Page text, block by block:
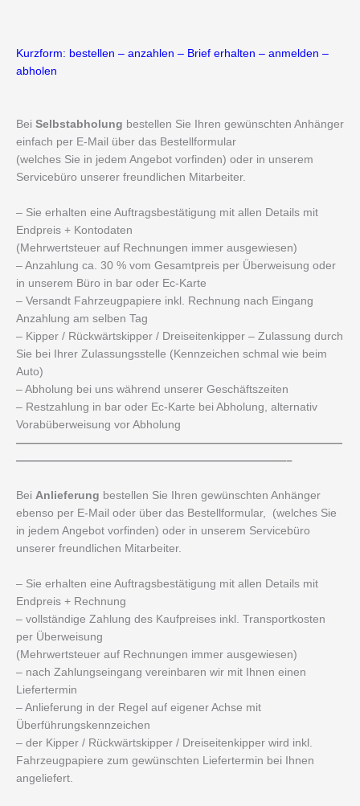
Kurzform: bestellen – anzahlen – Brief erhalten – anmelden –
abholen
Bei Selbstabholung bestellen Sie Ihren gewünschten Anhänger
einfach per E-Mail über das Bestellformular
(welches Sie in jedem Angebot vorfinden) oder in unserem
Servicebüro unserer freundlichen Mitarbeiter.
– Sie erhalten eine Auftragsbestätigung mit allen Details mit
Endpreis + Kontodaten
(Mehrwertsteuer auf Rechnungen immer ausgewiesen)
– Anzahlung ca. 30 % vom Gesamtpreis per Überweisung oder
in unserem Büro in bar oder Ec-Karte
– Versandt Fahrzeugpapiere inkl. Rechnung nach Eingang
Anzahlung am selben Tag
– Kipper / Rückwärtskipper / Dreiseitenkipper – Zulassung durch
Sie bei Ihrer Zulassungsstelle (Kennzeichen schmal wie beim
Auto)
– Abholung bei uns während unserer Geschäftszeiten
– Restzahlung in bar oder Ec-Karte bei Abholung, alternativ
Vorabüberweisung vor Abholung
—————————————————————————————
————————————————————————–
Bei Anlieferung bestellen Sie Ihren gewünschten Anhänger
ebenso per E-Mail oder über das Bestellformular, (welches Sie
in jedem Angebot vorfinden) oder in unserem Servicebüro
unserer freundlichen Mitarbeiter.
– Sie erhalten eine Auftragsbestätigung mit allen Details mit
Endpreis + Rechnung
– vollständige Zahlung des Kaufpreises inkl. Transportkosten
per Überweisung
(Mehrwertsteuer auf Rechnungen immer ausgewiesen)
– nach Zahlungseingang vereinbaren wir mit Ihnen einen
Liefertermin
– Anlieferung in der Regel auf eigener Achse mit
Überführungskennzeichen
– der Kipper / Rückwärtskipper / Dreiseitenkipper wird inkl.
Fahrzeugpapiere zum gewünschten Liefertermin bei Ihnen
angeliefert.